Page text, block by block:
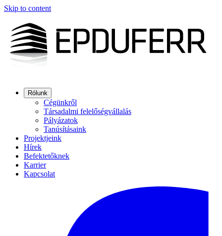
Skip to content
Rólunk
Cégünkről
Társadalmi felelőségvállalás
Pályázatok
Tanúsításaink
Projektjeink
Hírek
Befektetőknek
Karrier
Kapcsolat